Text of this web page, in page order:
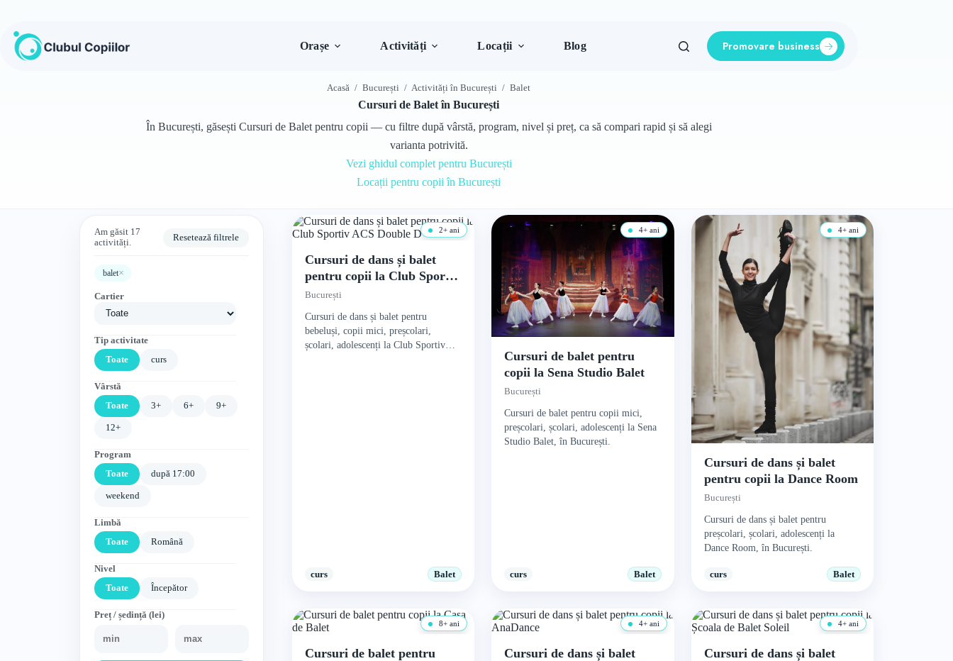
conținut
Orașe
Activități Locații Blog Promovare business
Acasă / București / Activități în București / Balet
Cursuri de Balet în București
În București, găsești Cursuri de Balet pentru copii — cu filtre după vârstă, program, nivel și preț, ca să compari rapid și să alegi
varianta potrivită.
Vezi ghidul complet pentru București
Locații pentru copii în București
Am găsit 17
activități.
Resetează filtrele
balet×
Cartier
Tip activitate
Toate
curs
Vârstă
Toate
3+ 6+ 9+
12+
Program
Toate
după 17:00
weekend
Limbă
Toate
Română
Nivel
Toate
Începător
Preț / ședință (lei)
2+ ani
Cursuri de dans și balet
pentru copii la Club Sportiv
ACS Double D
București
Cursuri de dans și balet pentru
bebeluși, copii mici, preșcolari,
școlari, adolescenți la Club Sportiv
curs Balet
4+ ani
Cursuri de balet pentru
copii la Sena Studio Balet
București
Cursuri de balet pentru copii mici,
preșcolari, școlari, adolescenți la Sena
Studio Balet, în București.
curs Balet
4+ ani
Cursuri de dans și balet
pentru copii la Dance Room
București
Cursuri de dans și balet pentru
preșcolari, școlari, adolescenți la
Dance Room, în București.
curs Balet
8+ ani
Cursuri de balet pentru
4+ ani
Cursuri de dans și balet
4+ ani
Cursuri de dans și balet